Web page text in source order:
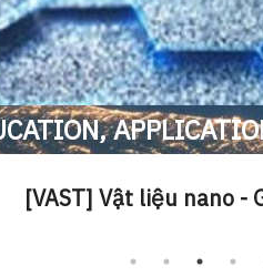
[VAST] Vật liệu nano -